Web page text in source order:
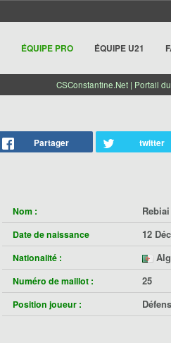
ÉQUIPE PRO ÉQUIPE U21
CSConstantine.Net | Portail
Partager twitter
Nom :
Date de naissance 12
Nationalité :
Numéro de maillot : 25
Position joueur :